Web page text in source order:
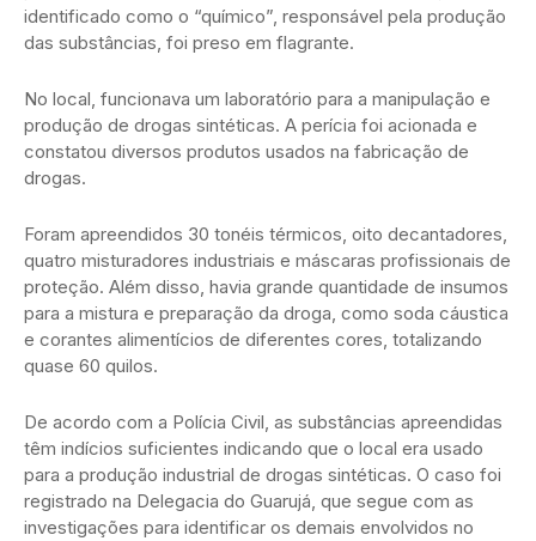
identificado como o “químico”, responsável pela produção
das substâncias, foi preso em flagrante.
No local, funcionava um laboratório para a manipulação e
produção de drogas sintéticas. A perícia foi acionada e
constatou diversos produtos usados na fabricação de
drogas.
Foram apreendidos 30 tonéis térmicos, oito decantadores,
quatro misturadores industriais e máscaras profissionais de
proteção. Além disso, havia grande quantidade de insumos
para a mistura e preparação da droga, como soda cáustica
e corantes alimentícios de diferentes cores, totalizando
quase 60 quilos.
De acordo com a Polícia Civil, as substâncias apreendidas
têm indícios suficientes indicando que o local era usado
para a produção industrial de drogas sintéticas. O caso foi
registrado na Delegacia do Guarujá, que segue com as
investigações para identificar os demais envolvidos no